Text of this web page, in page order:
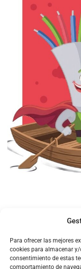
Para ofrecer las mejores
cookies para almacenar
consentimiento de estas
comportamiento de